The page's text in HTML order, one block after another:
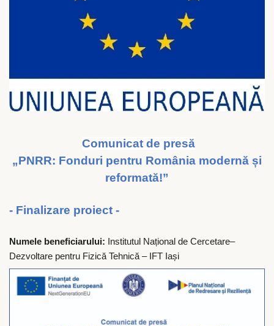
Comunicat de presă
„PNRR: Fonduri pentru România modernă și
reformată!”
- Finalizare proiect -
Numele beneficiarului: Institutul Național de Cercetare–
Dezvoltare pentru Fizică Tehnică – IFT Iași